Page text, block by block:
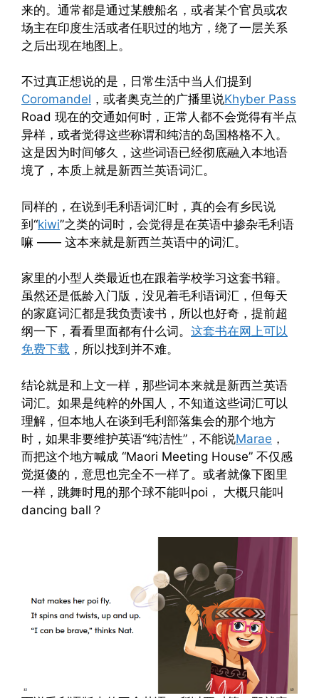
来的。通常都是通过某艘船名，或者某个官员或农
场主在印度生活或者任职过的地方，绕了一层关系
之后出现在地图上。
不过真正想说的是，日常生活中当人们提到
Coromandel ，或者奥克兰的广播里说Khyber Pass
Road 现在的交通如何时，正常人都不会觉得有半点
异样，或者觉得这些称谓和纯洁的岛国格格不入。
这是因为时间够久，这些词语已经彻底融入本地语
境了，本质上就是新西兰英语词汇。
同样的，在说到毛利语词汇时，真的会有乡民说
到“kiwi”之类的词时，会觉得是在英语中掺杂毛利语
嘛 —— 这本来就是新西兰英语中的词汇。
家里的小型人类最近也在跟着学校学习这套书籍。
虽然还是低龄入门版，没见着毛利语词汇，但每天
的家庭词汇都是我负责读书，所以也好奇，提前超
纲一下，看看里面都有什么词。 这套书在网上可以
免费下载 ，所以找到并不难。
结论就是和上文一样，那些词本来就是新西兰英语
词汇。如果是纯粹的外国人，不知道这些词汇可以
理解，但本地人在谈到毛利部落集会的那个地方
时，如果非要维护英语“纯洁性”，不能说Marae ，
而把这个地方喊成 “Maori Meeting House” 不仅感
觉挺傻的，意思也完全不一样了。或者就像下图里
一样，跳舞时甩的那个球不能叫poi， 大概只能叫
dancing ball？